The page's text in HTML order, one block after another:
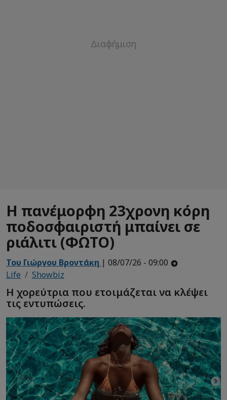
Η πανέμορφη 23χρονη κόρη
ποδοσφαιριστή μπαίνει σε
ριάλιτι (ΦΩΤΟ)
Του Γιώργου Βροντάκη | 08/07/26 - 09:00
Life
Showbiz
Η χορεύτρια που ετοιμάζεται να κλέψει
τις εντυπώσεις.